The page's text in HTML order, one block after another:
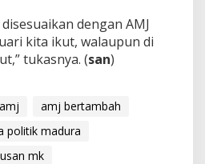
dengan AMJ
kita ikut, walaupun di
tukasnya. (san)
amj
amj bertambah
politik madura
mk